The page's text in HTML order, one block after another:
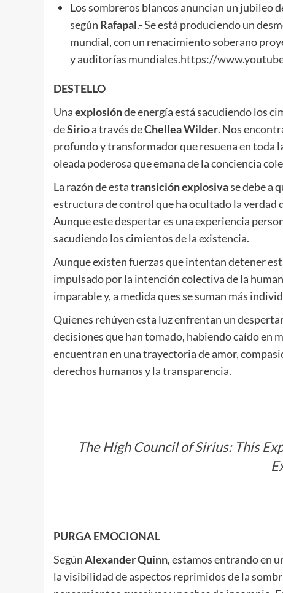
Los sombreros blancos anuncian un jubileo
según Rafapal.- Se está produciendo un
mundial, con un renacimiento soberano
y auditorías mundiales.https://
DESTELLO
Unaexplosiónde energía está sacudiendo los
deSirioa través deChellea Wilder. Nos
profundo y transformador que resuena en toda
oleada poderosa que emana de la conciencia
La razón de estatransición explosivase debe a
estructura de control que ha ocultado la verdad
Aunque este despertar es una experiencia
sacudiendo los cimientos de la existencia.
Aunque existen fuerzas que intentan detener
impulsado por la intención colectiva de la
imparable y, a medida ques se suman más
Quienes rehúyen esta luz enfrentan un
decisiones que han tomado, habiendo caído en
encuentran en una trayectoria de amor,
derechos humanos y la transparencia.
The High Council of Sirius: This
PURGA EMOCIONAL
SegúnAlexander Quinn, estamos entrando en
la visibilidad de aspectos reprimidos de la